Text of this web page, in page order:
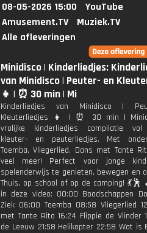
08-05-2026 15:00
YouTube
Amusement.TV
Muziek.TV
Alle afleveringen
Minidisco | Kinderliedjes:
van Minidisco | Peuter- en
👧 | ⏰ 30 min | Mi
Kinderliedjes van Minidisco |
Kleuterliedjes 👧 | ⏰ 30 min |
vrolijke kinderliedjes compilatie vol
kleuter- en peuterliedjes. Met
Toemba, Vliegerlied, Dans met Tante
veel meer! Perfect voor jonge
spelenderwijs te genieten, bewegen en
Thuis, op school of op de camping! 💃🕺
in deze video: 00:00 Boodschappen
Ziek 06:00 Toemba 08:58 Vliegerlied
met Tante Rita 16:24 Flippie de Vlinder
de Leeuw 21:58 Helikopter 22:58 Wat is